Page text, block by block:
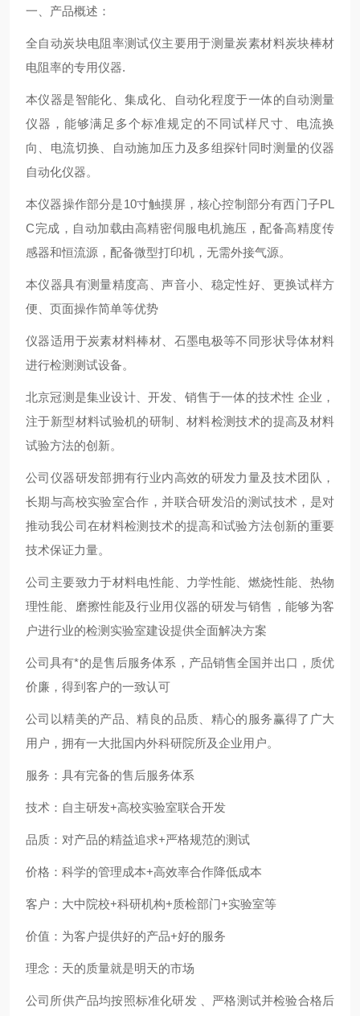
一、产品概述：
全自动炭块电阻率测试仪主要用于测量炭素材料炭块棒材
电阻率的专用仪器.
本仪器是智能化、集成化、自动化程度于一体的自动测量
仪器，能够满足多个标准规定的不同试样尺寸、电流换
向、电流切换、自动施加压力及多组探针同时测量的仪器
自动化仪器。
本仪器操作部分是10寸触摸屏，核心控制部分有西门子PL
C完成，自动加载由高精密伺服电机施压，配备高精度传
感器和恒流源，配备微型打印机，无需外接气源。
本仪器具有测量精度高、声音小、稳定性好、更换试样方
便、页面操作简单等优势
仪器适用于炭素材料棒材、石墨电极等不同形状导体材料
进行检测测试设备。
北京冠测是集业设计、开发、销售于一体的技术性 企业，
注于新型材料试验机的研制、材料检测技术的提高及材料
试验方法的创新。
公司仪器研发部拥有行业内高效的研发力量及技术团队，
长期与高校实验室合作，并联合研发沿的测试技术，是对
推动我公司在材料检测技术的提高和试验方法创新的重要
技术保证力量。
公司主要致力于材料电性能、力学性能、燃烧性能、热物
理性能、磨擦性能及行业用仪器的研发与销售，能够为客
户进行业的检测实验室建设提供全面解决方案
公司具有*的是售后服务体系，产品销售全国并出口，质优
价廉，得到客户的一致认可
公司以精美的产品、精良的品质、精心的服务赢得了广大
用户，拥有一大批国内外科研院所及企业用户。
服务：具有完备的售后服务体系
技术：自主研发+高校实验室联合开发
品质：对产品的精益追求+严格规范的测试
价格：科学的管理成本+高效率合作降低成本
客户：大中院校+科研机构+质检部门+实验室等
价值：为客户提供好的产品+好的服务
理念：天的质量就是明天的市场
公司所供产品均按照标准化研发 、严格测试并检验合格后